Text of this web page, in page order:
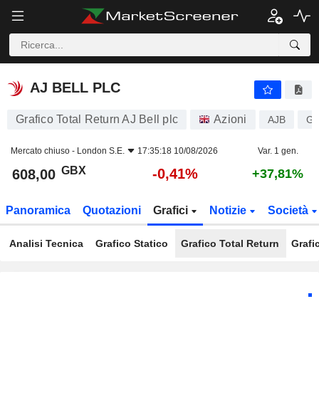
AJ BELL PLC
AJ BELL PLC
Grafico Total Return AJ Bell plc Azioni AJB
Mercato chiuso - London S.E. 17:35:18 10/08/2026 Var. 1 gen.
608,00 GBX -0,41% +37,81%
Panoramica Quotazioni Grafici Notizie Società
Analisi Tecnica Grafico Statico Grafico Total Return